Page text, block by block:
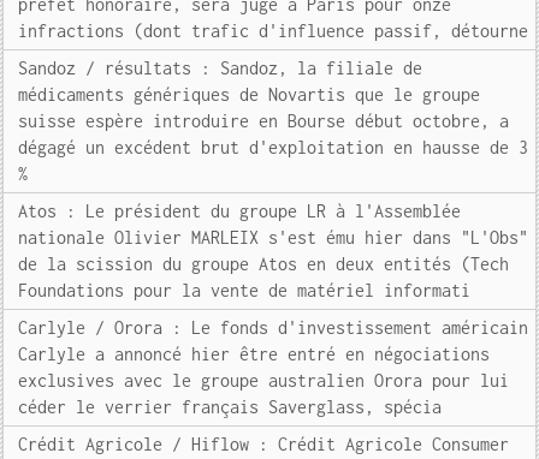
préfet honoraire, sera jugé à Paris pour onze
infractions (dont trafic d'influence passif, détourne
Sandoz / résultats : Sandoz, la filiale de
médicaments génériques de Novartis que le groupe
suisse espère introduire en Bourse début octobre, a
dégagé un excédent brut d'exploitation en hausse de 3
%
Atos : Le président du groupe LR à l'Assemblée
nationale Olivier MARLEIX s'est ému hier dans "L'Obs"
de la scission du groupe Atos en deux entités (Tech
Foundations pour la vente de matériel informati
Carlyle / Orora : Le fonds d'investissement américain
Carlyle a annoncé hier être entré en négociations
exclusives avec le groupe australien Orora pour lui
céder le verrier français Saverglass, spécia
Crédit Agricole / Hiflow : Crédit Agricole Consumer